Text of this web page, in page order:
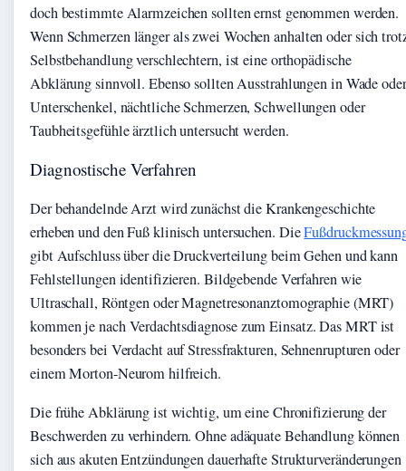
doch bestimmte Alarmzeichen sollten ernst genommen werden.
Wenn Schmerzen länger als zwei Wochen anhalten oder sich
Selbstbehandlung verschlechtern, ist eine orthopädische
Abklärung sinnvoll. Ebenso sollten Ausstrahlungen in Wade oder
Unterschenkel, nächtliche Schmerzen, Schwellungen oder
Taubheitsgefühle ärztlich untersucht werden.
Diagnostische Verfahren
Der behandelnde Arzt wird zunächst die Krankengeschichte
erheben und den Fuß klinisch untersuchen. Die
gibt Aufschluss über die Druckverteilung beim Gehen und kann
Fehlstellungen identifizieren. Bildgebende Verfahren wie
Ultraschall, Röntgen oder Magnetresonanztomographie (MRT)
kommen je nach Verdachtsdiagnose zum Einsatz. Das MRT ist
besonders bei Verdacht auf Stressfrakturen, Sehnenrupturen oder
einem Morton-Neurom hilfreich.
Die frühe Abklärung ist wichtig, um eine Chronifizierung der
Beschwerden zu verhindern. Ohne adäquate Behandlung können
sich aus akuten Entzündungen dauerhafte Strukturveränderungen